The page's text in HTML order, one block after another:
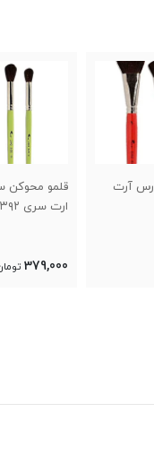
پارس
ست قلمو
آرت سری ۵۰۰۲
290,000